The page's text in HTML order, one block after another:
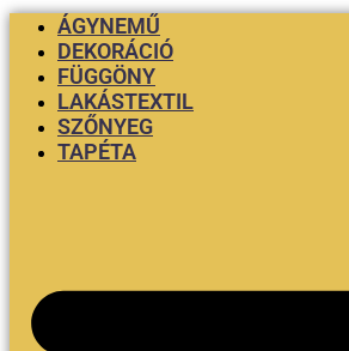
ÁGYNEMŰ
DEKORÁCIÓ
FÜGGÖNY
LAKÁSTEXTIL
SZŐNYEG
TAPÉTA